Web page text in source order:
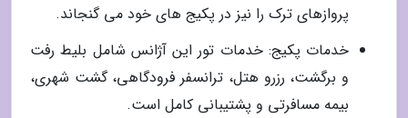
پروازهای ترک را نیز در پکیج های خود می گنجاند.
خدمات پکیج: خدمات تور این آژانس شامل بلیط رفت
و برگشت، رزرو هتل، ترانسفر فرودگاهی، گشت شهری،
بیمه مسافرتی و پشتیبانی کامل است.